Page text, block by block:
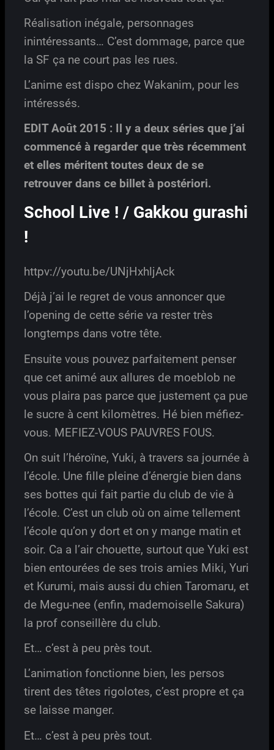
Réalisation inégale, personnages
inintéressants… C’est dommage, parce que
la SF ça ne court pas les rues.
L’anime est dispo chez Wakanim, pour les
intéressés.
EDIT Août 2015 : Il y a deux séries que j’ai
commencé à regarder que très récemment
et elles méritent toutes deux de se
retrouver dans ce billet à postériori.
School Live ! / Gakkou gurashi
!
httpv://youtu.be/UNjHxhljAck
Déjà j’ai le regret de vous annoncer que
l’opening de cette série va rester très
longtemps dans votre tête.
Ensuite vous pouvez parfaitement penser
que cet animé aux allures de moeblob ne
vous plaira pas parce que justement ça pue
le sucre à cent kilomètres. Hé bien méfiez-
vous. MEFIEZ-VOUS PAUVRES FOUS.
On suit l’héroïne, Yuki, à travers sa journée à
l’école. Une fille pleine d’énergie bien dans
ses bottes qui fait partie du club de vie à
l’école. C’est un club où on aime tellement
l’école qu’on y dort et on y mange matin et
soir. Ca a l’air chouette, surtout que Yuki est
bien entourées de ses trois amies Miki, Yuri
et Kurumi, mais aussi du chien Taromaru, et
de Megu-nee (enfin, mademoiselle Sakura)
la prof conseillère du club.
Et… c’est à peu près tout.
L’animation fonctionne bien, les persos
tirent des têtes rigolotes, c’est propre et ça
se laisse manger.
Et… c’est à peu près tout.